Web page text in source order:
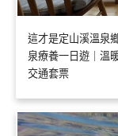
這才是定山溪溫泉
泉療養一日遊｜溫
交通套票